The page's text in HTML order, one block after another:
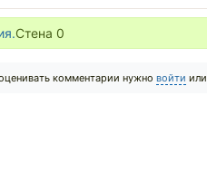
Стена 0
комментарии нужно войти или